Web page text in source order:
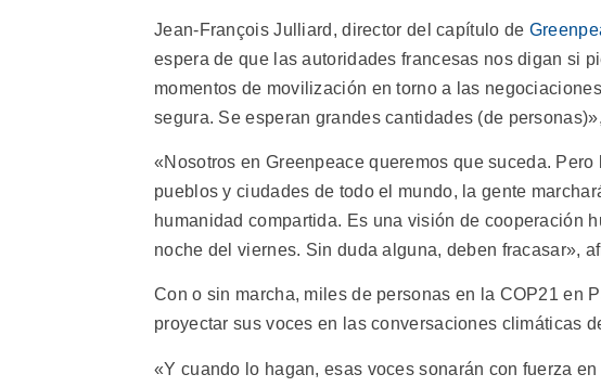
Jean-François Julliard, director del capítulo de
espera de que las autoridades francesas nos digan si
momentos de movilización en torno a las
segura. Se esperan grandes cantidades (de
«Nosotros en Greenpeace queremos que suceda.
pueblos y ciudades de todo el mundo, la gente
humanidad compartida. Es una visión de cooperación
noche del viernes. Sin duda alguna, deben fracasar»,
Con o sin marcha, miles de personas en la COP21 en
proyectar sus voces en las conversaciones climáticas
«Y cuando lo hagan, esas voces sonarán con fuerza